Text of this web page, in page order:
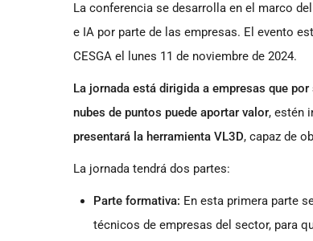
La conferencia se desarrolla en el marco del
e IA por parte de las empresas. El evento
CESGA el lunes 11 de noviembre de 2024.
La jornada está dirigida a empresas que
nubes de puntos puede aportar valor, estén
presentará la herramienta VL3D, capaz de
La jornada tendrá dos partes:
Parte formativa: En esta primera parte
técnicos de empresas del sector, para